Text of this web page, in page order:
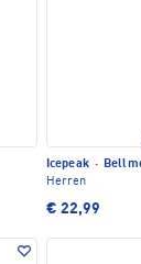
Icepeak ·
Herren
€ 22,99